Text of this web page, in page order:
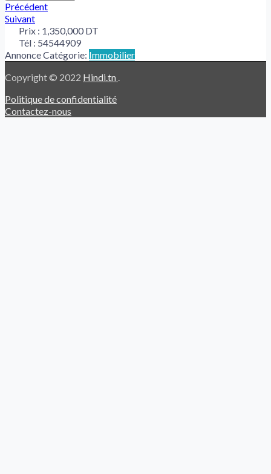
Précédent
Suivant
Prix : 1,350,000 DT
Tél : 54544909
Annonce Catégorie: Immobilier
Copyright © 2022 Hindi.tn .
Politique de confidentialité
Contactez-nous